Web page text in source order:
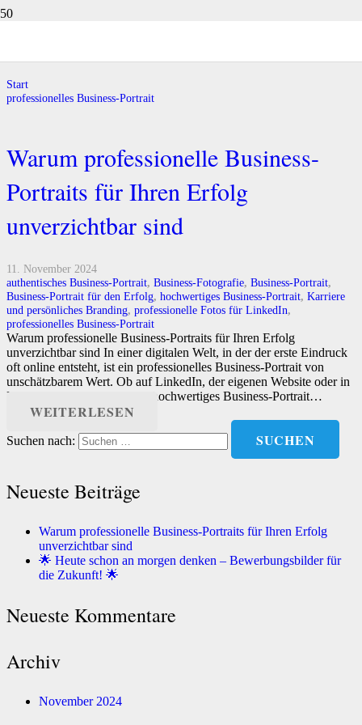
Start
professionelles Business-Portrait
Warum professionelle Business-
Portraits für Ihren Erfolg
unverzichtbar sind
11. November 2024
authentisches Business-Portrait, Business-Fotografie, Business-Portrait,
Business-Portrait für den Erfolg, hochwertiges Business-Portrait, Karriere
und persönliches Branding, professionelle Fotos für LinkedIn,
professionelles Business-Portrait
Warum professionelle Business-Portraits für Ihren Erfolg
unverzichtbar sind In einer digitalen Welt, in der der erste Eindruck
oft online entsteht, ist ein professionelles Business-Portrait von
unschätzbarem Wert. Ob auf LinkedIn, der eigenen Website oder in
Marketing-Materialien – ein hochwertiges Business-Portrait…
WEITERLESEN
Suchen nach:
Neueste Beiträge
Warum professionelle Business-Portraits für Ihren Erfolg
unverzichtbar sind
🌟 Heute schon an morgen denken – Bewerbungsbilder für
die Zukunft! 🌟
Neueste Kommentare
Archiv
November 2024